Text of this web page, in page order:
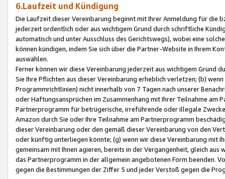
6.Laufzeit und Kündigung
Die Laufzeit dieser Vereinbarung beginnt mit Ihrer Anmeldung für die
jederzeit ordentlich oder aus wichtigem Grund durch schriftliche
automatisch und unter Ausschluss des Gerichtswegs), wobei eine
können kündigen, indem Sie sich über die Partner-Website in Ihrem
auswählen.
Ferner können wir diese Vereinbarung jederzeit aus wichtigem Grund
Sie Ihre Pflichten aus dieser Vereinbarung erheblich verletzen; (b)
Programmrichtlinien) nicht innerhalb von 7 Tagen nach unserer
oder Haftungsansprüchen im Zusammenhang mit Ihrer Teilnahme am
Partnerprogramm für betrügerische, irreführende oder illegale
Amazon durch Sie oder Ihre Teilnahme am Partnerprogramm
dieser Vereinbarung oder den gemäß dieser Vereinbarung von den
oder künftig unterliegen könnte; (g) wenn wir diese Vereinbarung mit
gemeinsam mit Ihnen agieren, bereits in der Vergangenheit, gleich
das Partnerprogramm in der allgemein angebotenen Form beenden.
gegen die Bestimmungen der Ziffer 5 und jeder Verstoß gegen die